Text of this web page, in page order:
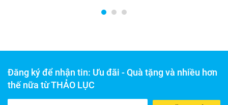
Đăng ký để nhận tin: Ưu đãi - Quà tặng và nhiều hơn
thế nữa từ THẢO LỤC